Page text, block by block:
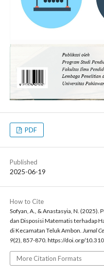
PDF
Published
2025-06-19
How to Cite
Sofyan, A., & Anastasyia, N. (2025).
dan Disposisi Matematis terhadap
di Kecamatan Teluk Ambon. Jurnal
9(2), 857-870. https://doi.org/
More Citation Formats